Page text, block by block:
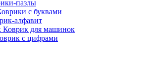
пазлы
с буквами
алфавит
Коврик для машинок
с цифрами